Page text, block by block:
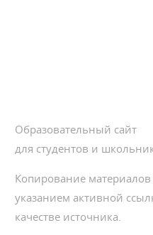
Образовательный сайт
для студентов и
Копирование
указанием активной
качестве источника.